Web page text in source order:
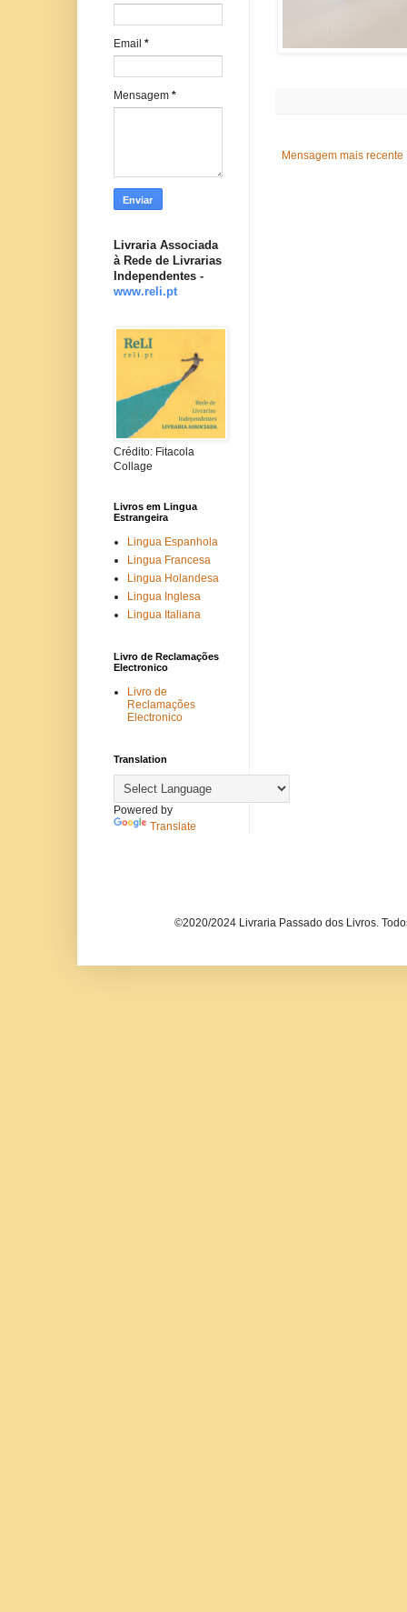
Mensagem mais recente
Email *
Mensagem *
Livraria Associada
à Rede de Livrarias
Independentes -
www.reli.pt
Crédito: Fitacola
Collage
Livros em Lingua
Estrangeira
Lingua Espanhola
Lingua Francesa
Lingua Holandesa
Lingua Inglesa
Lingua Italiana
Livro de Reclamações
Electronico
Livro de
Reclamações
Electronico
Translation
Powered by
Translate
©2020/2024 Livraria Passado dos Livros.